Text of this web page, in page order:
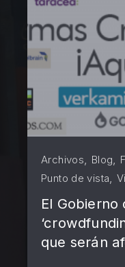
Archivos Blog
Punto de vista ,
El
que serán
PREVIOUS